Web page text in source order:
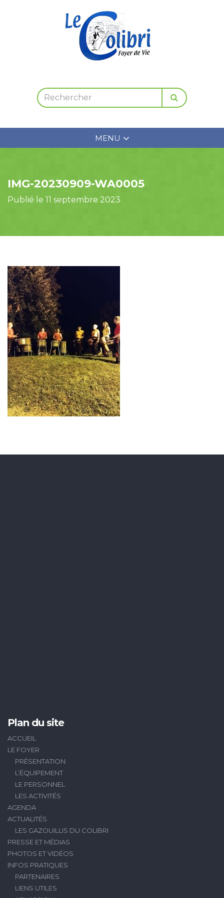
MENU
IMG-20230909-WA0005
Publié le 11 septembre 2023
Plan du site
ACCUEIL
LE FOYER
PRÉSENTATION
L’ÉQUIPEMENT
LE PERSONNEL
LES ACTIVITÉS
AGENDA
ACTUALITÉS
LES GAZOUILLIS DU COLIBRI
PRESSE ET MÉDIAS
PHOTOS ET VIDÉOS
INFOS PRATIQUES
PARTENAIRES
LIENS UTILES